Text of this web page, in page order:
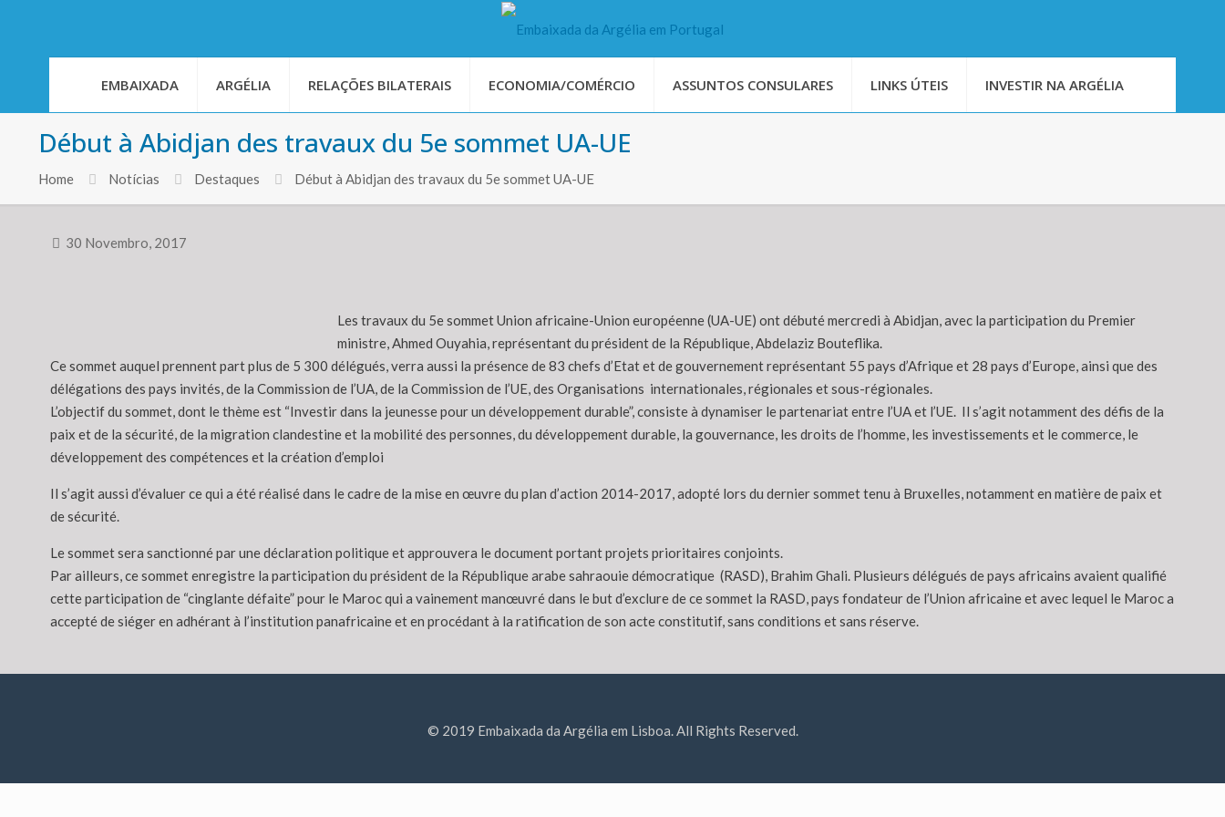
EMBAIXADA ARGÉLIA RELAÇÕES BILATERAIS ECONOMIA/COMÉRCIO ASSUNTOS CONSULARES LINKS ÚTEIS INVESTIR NA ARGÉLIA
Début à Abidjan des travaux du 5e sommet UA-UE
Home Notícias Destaques Début à Abidjan des travaux du 5e sommet UA-UE
30 Novembro, 2017
Les travaux du 5e sommet Union africaine-Union européenne (UA-UE) ont débuté mercredi à Abidjan, avec la participation du Premier
ministre, Ahmed Ouyahia, représentant du président de la République, Abdelaziz Bouteflika.
Ce sommet auquel prennent part plus de 5 300 délégués, verra aussi la présence de 83 chefs d’Etat et de gouvernement représentant 55 pays d’Afrique et 28 pays d’Europe, ainsi que des
délégations des pays invités, de la Commission de l’UA, de la Commission de l’UE, des Organisations internationales, régionales et sous-régionales.
L’objectif du sommet, dont le thème est “Investir dans la jeunesse pour un développement durable”, consiste à dynamiser le partenariat entre l’UA et l’UE. Il s’agit notamment des défis de la
paix et de la sécurité, de la migration clandestine et la mobilité des personnes, du développement durable, la gouvernance, les droits de l’homme, les investissements et le commerce, le
développement des compétences et la création d’emploi
Il s’agit aussi d’évaluer ce qui a été réalisé dans le cadre de la mise en œuvre du plan d’action 2014-2017, adopté lors du dernier sommet tenu à Bruxelles, notamment en matière de paix et
de sécurité.
Le sommet sera sanctionné par une déclaration politique et approuvera le document portant projets prioritaires conjoints.
Par ailleurs, ce sommet enregistre la participation du président de la République arabe sahraouie démocratique (RASD), Brahim Ghali. Plusieurs délégués de pays africains avaient qualifié
cette participation de “cinglante défaite” pour le Maroc qui a vainement manœuvré dans le but d’exclure de ce sommet la RASD, pays fondateur de l’Union africaine et avec lequel le Maroc a
accepté de siéger en adhérant à l’institution panafricaine et en procédant à la ratification de son acte constitutif, sans conditions et sans réserve.
© 2019 Embaixada da Argélia em Lisboa. All Rights Reserved.